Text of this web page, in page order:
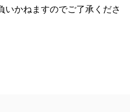
いかねますのでご了承くださ